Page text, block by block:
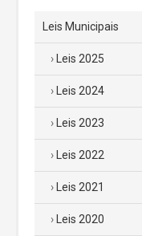
Leis Municipais
Leis 2025
Leis 2024
Leis 2023
Leis 2022
Leis 2021
Leis 2020